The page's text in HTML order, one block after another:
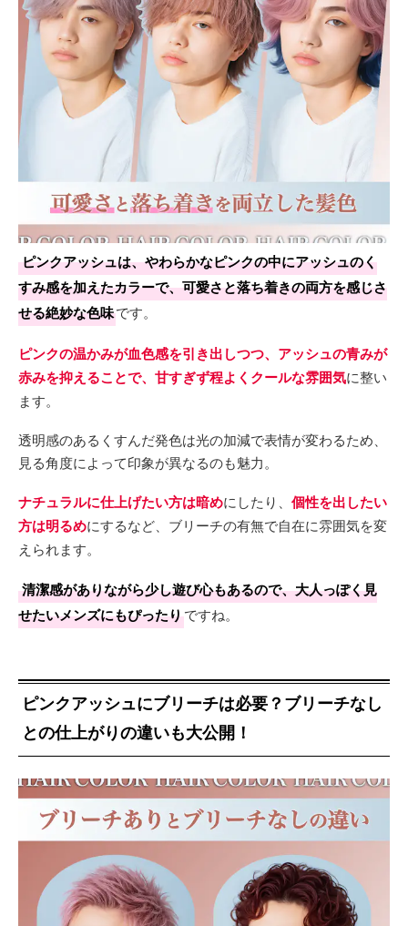
ピンクアッシュは、やわらかなピンクの中にアッシュのく
すみ感を加えたカラーで、可愛さと落ち着きの両方を感じさ
せる絶妙な色味です。
ピンクの温かみが血色感を引き出しつつ、アッシュの青みが
赤みを抑えることで、甘すぎず程よくクールな雰囲気に整い
ます。
透明感のあるくすんだ発色は光の加減で表情が変わるため、
見る角度によって印象が異なるのも魅力。
ナチュラルに仕上げたい方は暗めにしたり、 個性を出したい
方は明るめにするなど、ブリーチの有無で自在に雰囲気を変
えられます。
清潔感がありながら少し遊び心もあるので、大人っぽく見
せたいメンズにもぴったりですね。
ピンクアッシュにブリーチは必要？ブリーチなし
との仕上がりの違いも大公開！